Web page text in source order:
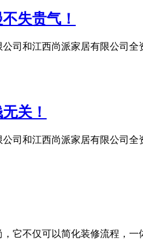
失贵气！
司和江西尚派家居有限公司
关！
司和江西尚派家居有限公司
它不仅可以简化装修流程，